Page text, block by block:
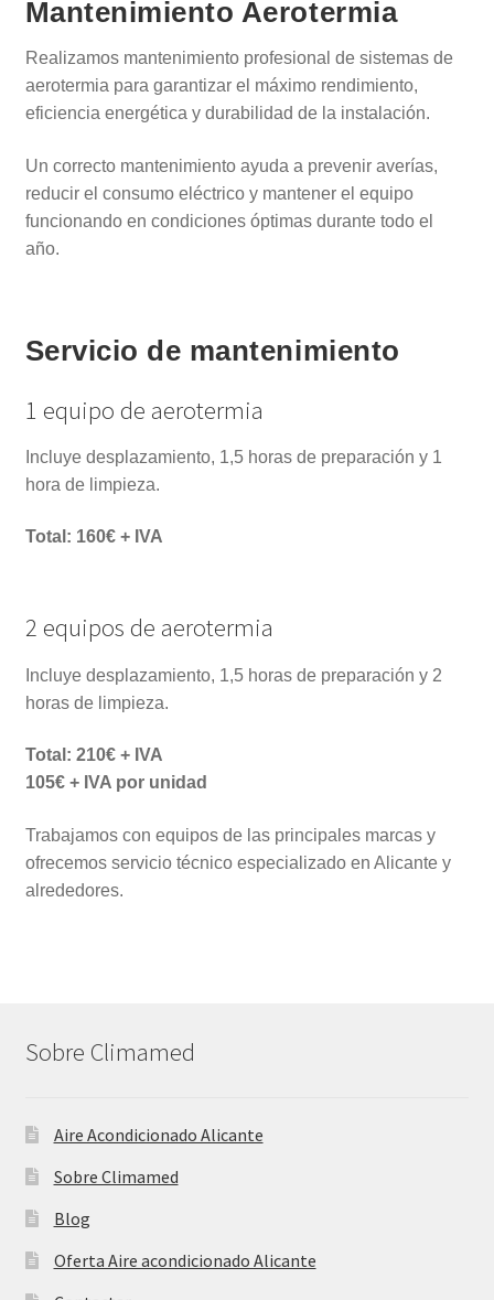
menú
CONTACTAR
Mantenimiento Aerotermia
Realizamos mantenimiento profesional de sistemas de
aerotermia para garantizar el máximo rendimiento,
eficiencia energética y durabilidad de la instalación.
Un correcto mantenimiento ayuda a prevenir averías,
reducir el consumo eléctrico y mantener el equipo
funcionando en condiciones óptimas durante todo el
año.
Servicio de mantenimiento
1 equipo de aerotermia
Incluye desplazamiento, 1,5 horas de preparación y 1
hora de limpieza.
Total: 160€ + IVA
2 equipos de aerotermia
Incluye desplazamiento, 1,5 horas de preparación y 2
horas de limpieza.
Total: 210€ + IVA
105€ + IVA por unidad
Trabajamos con equipos de las principales marcas y
ofrecemos servicio técnico especializado en Alicante y
alrededores.
Sobre Climamed
Aire Acondicionado Alicante
Sobre Climamed
Blog
Oferta Aire acondicionado Alicante